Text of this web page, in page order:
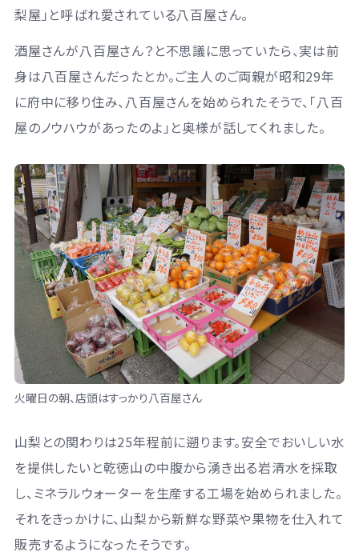
梨屋」と呼ばれ愛されている八百屋さん。
酒屋さんが八百屋さん？と不思議に思っていたら、実は前
身は八百屋さんだったとか。ご主人のご両親が昭和29年
に府中に移り住み、八百屋さんを始められたそうで、「八百
屋のノウハウがあったのよ」と奥様が話してくれました。
火曜日の朝、店頭はすっかり八百屋さん
山梨との関わりは25年程前に遡ります。安全でおいしい水
を提供したいと乾徳山の中腹から湧き出る岩清水を採取
し、ミネラルウォーターを生産する工場を始められました。
それをきっかけに、山梨から新鮮な野菜や果物を仕入れて
販売するようになったそうです。